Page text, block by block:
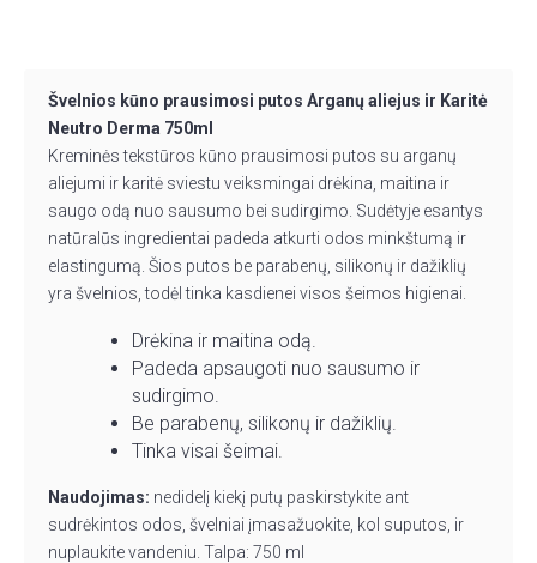
Švelnios kūno prausimosi putos Arganų aliejus ir Karitė
Neutro Derma 750ml
Kreminės tekstūros kūno prausimosi putos su arganų
aliejumi ir karitė sviestu veiksmingai drėkina, maitina ir
saugo odą nuo sausumo bei sudirgimo. Sudėtyje esantys
natūralūs ingredientai padeda atkurti odos minkštumą ir
elastingumą. Šios putos be parabenų, silikonų ir dažiklių
yra švelnios, todėl tinka kasdienei visos šeimos higienai.
Drėkina ir maitina odą.
Padeda apsaugoti nuo sausumo ir
sudirgimo.
Be parabenų, silikonų ir dažiklių.
Tinka visai šeimai.
Naudojimas: nedidelį kiekį putų paskirstykite ant
sudrėkintos odos, švelniai įmasažuokite, kol suputos, ir
nuplaukite vandeniu. Talpa: 750 ml